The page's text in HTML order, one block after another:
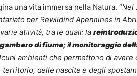
una vita immersa nella Natura. “Nel
per Rewildind Apennines in
attività, tra le quali: la
di fiume; il monitoraggio
ambienti che permettono di avere
delle nascite e degli